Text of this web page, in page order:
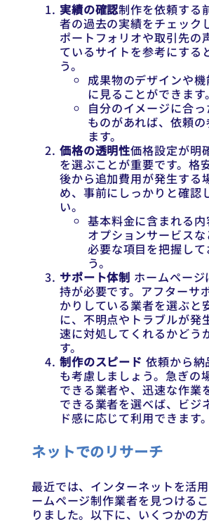
実績の確認制作を依頼する
者の過去の実績をチェック
ポートフォリオや取引先の
ているサイトを参考にする
う。
成果物のデザインや
に見ることができます。
自分のイメージに合
ものがあれば、依頼の
ます。
価格の透明性価格設定が明
を選ぶことが重要です。格
後から追加費用が発生する
め、事前にしっかりと確認
い。
基本料金に含まれる内
オプションサービス
必要な項目を把握して
う。
サポート体制 ホームペー
持が必要です。アフターサ
かりしている業者を選ぶと
に、不明点やトラブルが発
速に対処してくれるかどう
す。
制作のスピード 依頼から納
も考慮しましょう。急ぎの
できる業者や、迅速な作業
できる業者を選べば、ビジ
ド感に応じて利用できます。
ネットでのリサーチ
最近では、インターネットを活
ームページ制作業者を見つける
りました。以下に、いくつかの